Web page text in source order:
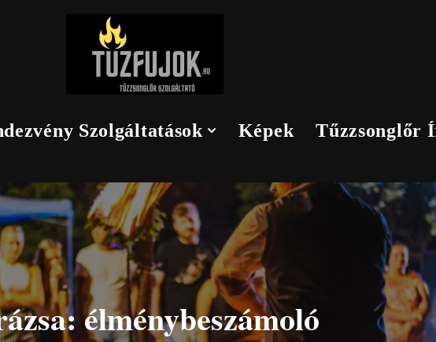
Szolgáltatások Képek
Tűzzsonglőr
élménybeszámoló